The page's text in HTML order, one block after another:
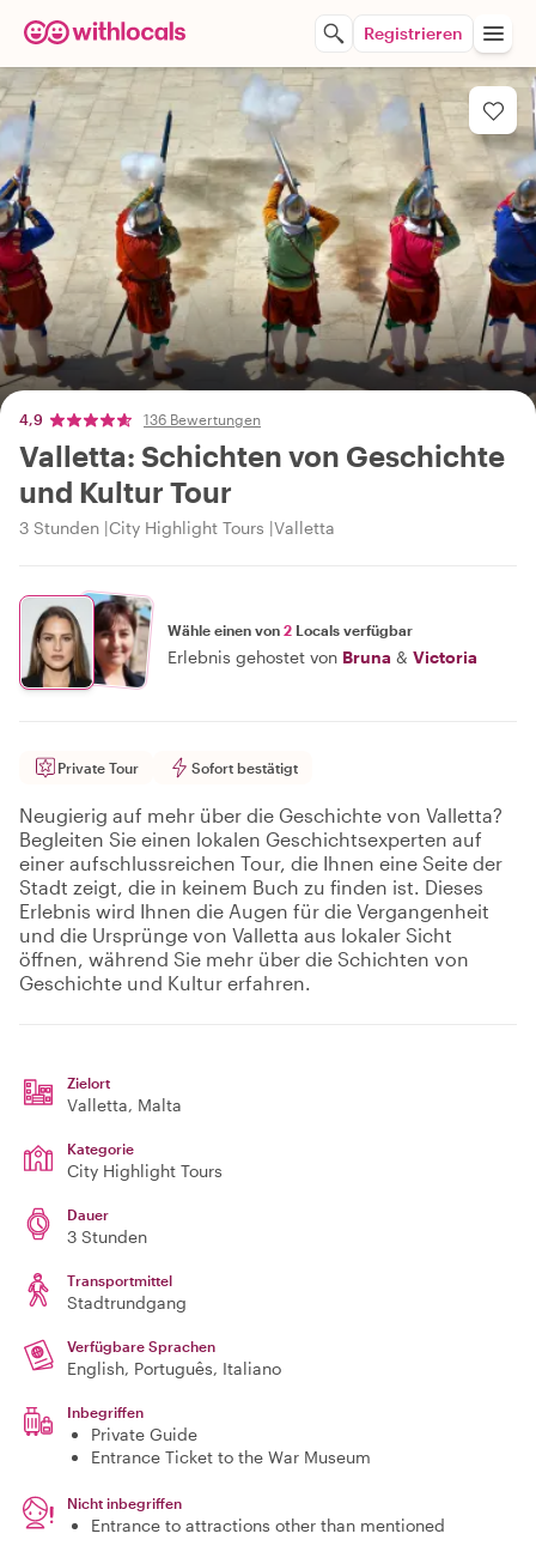
Registrieren
4,9 136 Bewertungen
Valletta: Schichten von Geschichte
und Kultur Tour
3 Stunden City Highlight Tours Valletta
Wähle einen von 2 Locals verfügbar
Erlebnis gehostet von Bruna & Victoria
Private Tour Sofort bestätigt
Neugierig auf mehr über die Geschichte von Valletta?
Begleiten Sie einen lokalen Geschichtsexperten auf
einer aufschlussreichen Tour, die Ihnen eine Seite der
Stadt zeigt, die in keinem Buch zu finden ist. Dieses
Erlebnis wird Ihnen die Augen für die Vergangenheit
und die Ursprünge von Valletta aus lokaler Sicht
öffnen, während Sie mehr über die Schichten von
Geschichte und Kultur erfahren.
Zielort
Valletta, Malta
Kategorie
City Highlight Tours
Dauer
3 Stunden
Transportmittel
Stadtrundgang
Verfügbare Sprachen
English, Português, Italiano
Inbegriffen
Private Guide
Entrance Ticket to the War Museum
Nicht inbegriffen
Entrance to attractions other than mentioned